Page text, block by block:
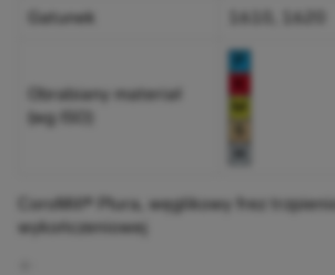
Gatunek 1610, 1620
Obrabiany materiał
(wg ISO)
CoroMill® Plura, węglikowy frez
wykończeniowej